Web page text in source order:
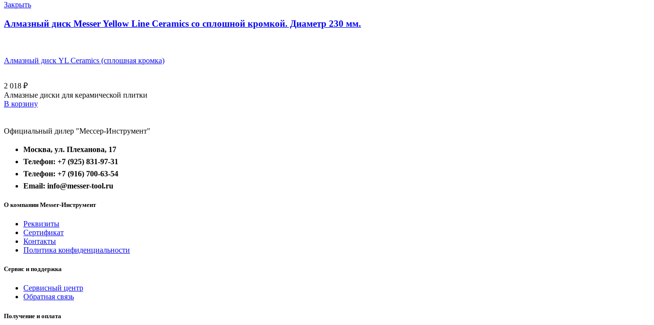
Закрыть
Алмазный диск Messer Yellow Line Ceramics со сплошной кромкой. Диаметр 230 мм.
Алмазный диск YL Ceramics (сплошная кромка)
2 018 ₽
Алмазные диски для керамической плитки
В корзину
Официальный дилер "Мессер-Инструмент"
Москва, ул. Плеханова, 17
Телефон: +7 (925) 831-97-31
Телефон: +7 (916) 700-63-54
Email: info@messer-tool.ru
О компании Messer-Инструмент
Реквизиты
Сертификат
Контакты
Политика конфиденциальности
Сервис и поддержка
Сервисный центр
Обратная связь
Получение и оплата